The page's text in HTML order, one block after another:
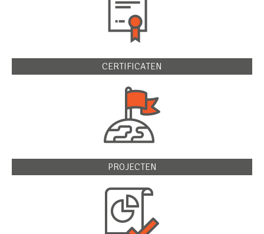
CERTIFICATEN
PROJECTEN